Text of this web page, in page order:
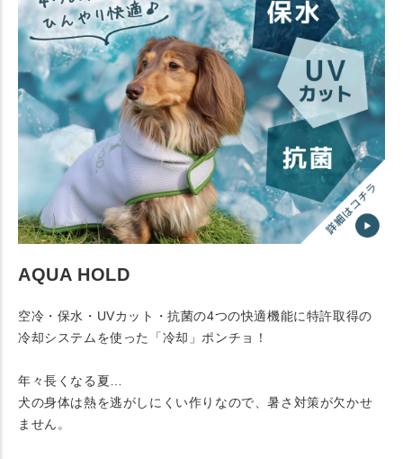
AQUA HOLD
空冷・保水・UVカット・抗菌の4つの快適機能に特許取得の
冷却システムを使った「冷却」ポンチョ！
年々長くなる夏…
犬の身体は熱を逃がしにくい作りなので、暑さ対策が欠かせ
ません。